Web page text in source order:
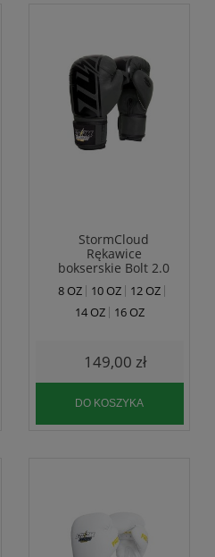
StormCloud
Rękawice
bokserskie Bolt 2.0
Czarne
8 OZ 10 OZ
12 OZ
14 OZ
16 OZ
149,00 zł
DO KOSZYKA